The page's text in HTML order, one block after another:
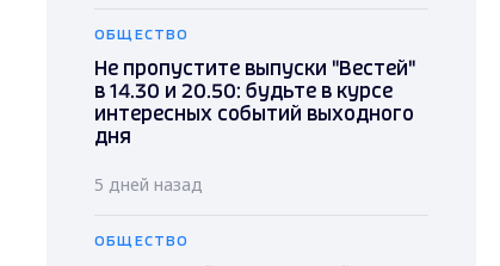
ОБЩЕСТВО
Не пропустите выпуски "Вестей"
в 14.30 и 20.50: будьте в курсе
интересных событий выходного
дня
5 дней назад
ОБЩЕСТВО